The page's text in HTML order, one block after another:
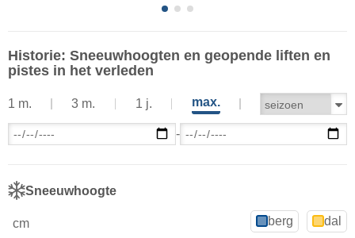
Historie: Sneeuwhoogten en geopende liften en
pistes in het verleden
1 m. 3 m. 1 j. max.
-
Sneeuwhoogte
cm berg dal